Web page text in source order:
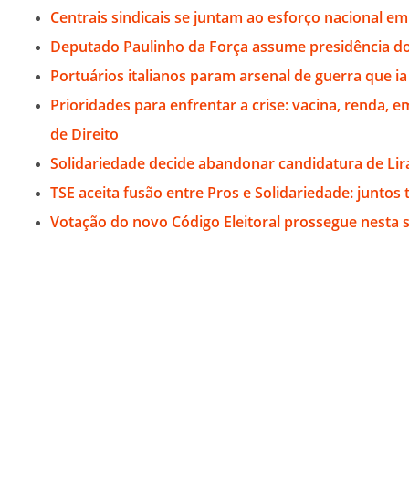
Centrais sindicais se juntam ao esforço nacional
Deputado Paulinho da Força assume presidência
Portuários italianos param arsenal de guerra que
Prioridades para enfrentar a crise: vacina, renda,
de Direito
Solidariedade decide abandonar candidatura de
TSE aceita fusão entre Pros e Solidariedade:
Votação do novo Código Eleitoral prossegue nesta